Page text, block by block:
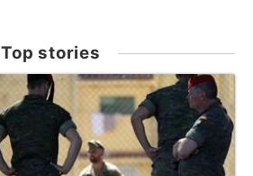
Top stories